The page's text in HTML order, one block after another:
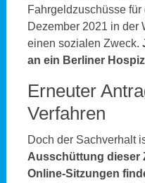
Fahrgeldzuschüsse
Dezember 2021 in der
einen sozialen Zweck.
an ein Berliner
Erneuter
Verfahren
Doch der Sachverhalt
Ausschüttung dieser
Online-Sitzungen